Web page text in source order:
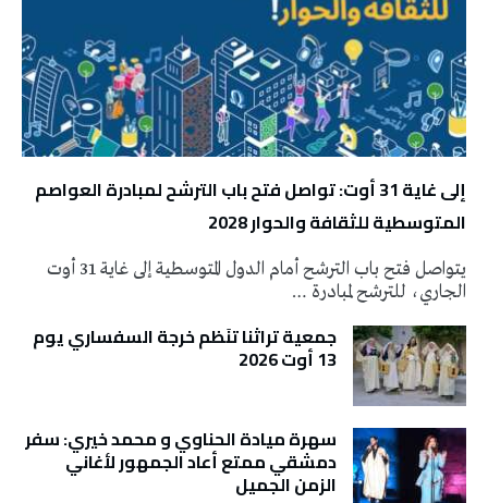
إلى غاية 31 أوت: تواصل فتح باب الترشح لمبادرة العواصم
المتوسطية للثقافة والحوار 2028
يتواصل فتح باب الترشح أمام الدول المتوسطية إلى غاية 31 أوت
الجاري، للترشح لمبادرة …
جمعية تراثنا تنَظم خرجة السفساري يوم
13 أوت 2026
سهرة ميادة الحناوي و محمد خيري: سفر
دمشقي ممتع أعاد الجمهور لأغاني
الزمن الجميل